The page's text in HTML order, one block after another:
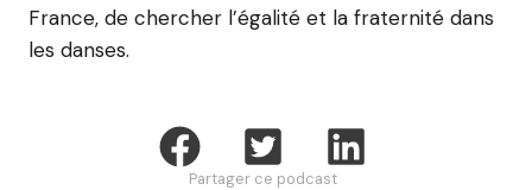
France, de chercher l’égalité et la fraternité dans
les danses.
Partager ce podcast